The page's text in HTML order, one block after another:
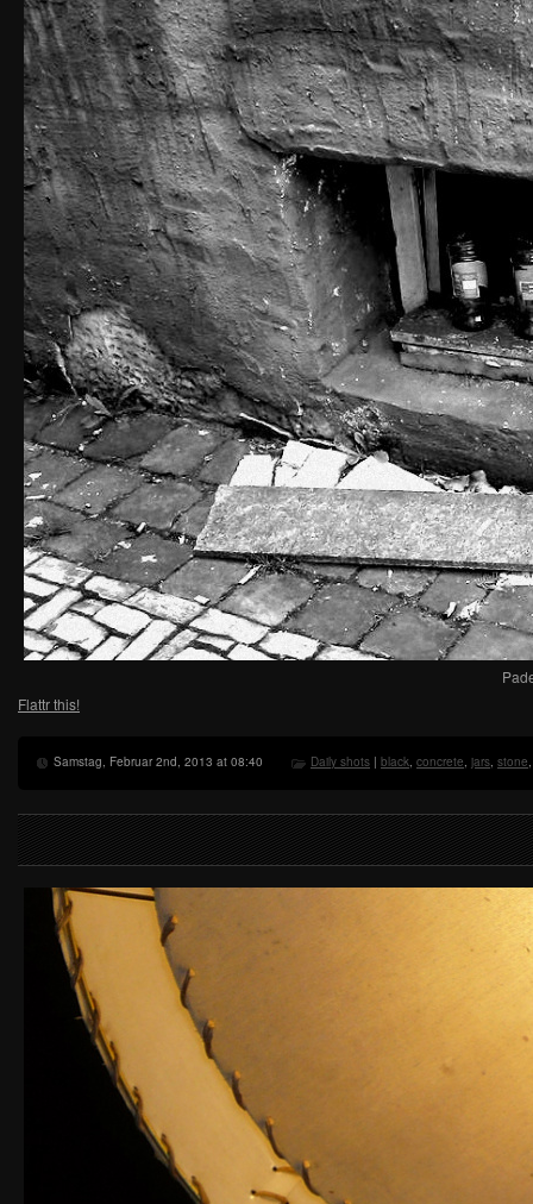
Flattr this!
Samstag, Februar 2nd, 2013 at 08:40 Daily shots | black, concrete, jars, stone